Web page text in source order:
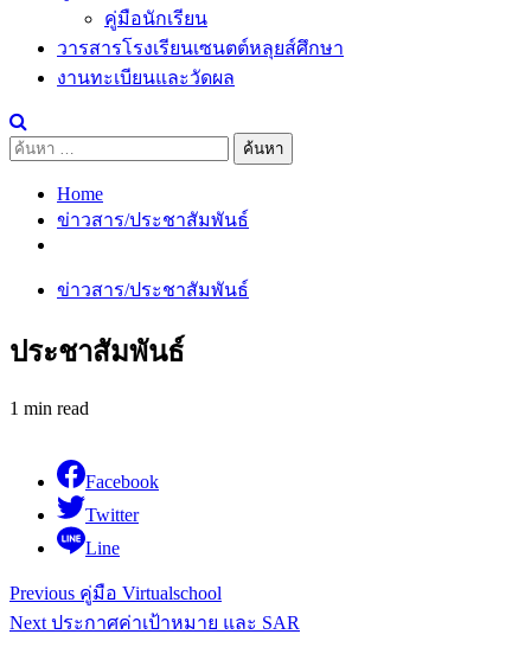
คู่มือนักเรียน
วารสารโรงเรียนเซนตต์หลุยส์ศึกษา
งานทะเบียนและวัดผล
ค้นหา
Home
ข่าวสาร/ประชาสัมพันธ์
ข่าวสาร/ประชาสัมพันธ์
ประชาสัมพันธ์
1 min read
Facebook
Twitter
Line
Continue
Reading
Previous คู่มือ Virtualschool
Next ประกาศค่าเป้าหมาย และ SAR